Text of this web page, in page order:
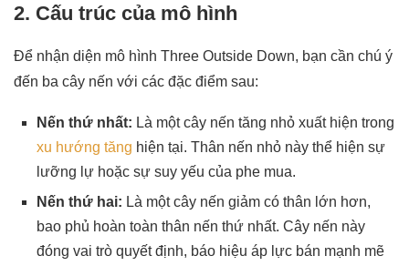
2. Cấu trúc của mô hình
Để nhận diện mô hình Three Outside Down, bạn cần chú ý
đến ba cây nến với các đặc điểm sau:
Nến thứ nhất: Là một cây nến tăng nhỏ xuất hiện trong
xu hướng tăng hiện tại. Thân nến nhỏ này thể hiện sự
lưỡng lự hoặc sự suy yếu của phe mua.
Nến thứ hai: Là một cây nến giảm có thân lớn hơn,
bao phủ hoàn toàn thân nến thứ nhất. Cây nến này
đóng vai trò quyết định, báo hiệu áp lực bán mạnh mẽ